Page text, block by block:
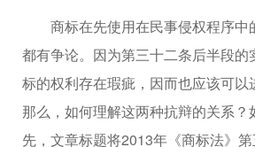
商标在先使用在民事侵权程序中
都有争论。因为第三十二条后半段的
标的权利存在瑕疵，因而也应该可以
那么，如何理解这两种抗辩的关系
先，文章标题将2013年《商标法》